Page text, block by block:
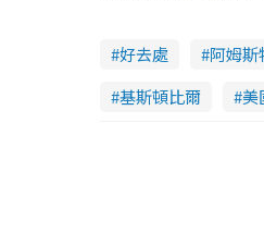
好去處 阿姆斯
基斯頓比爾
美